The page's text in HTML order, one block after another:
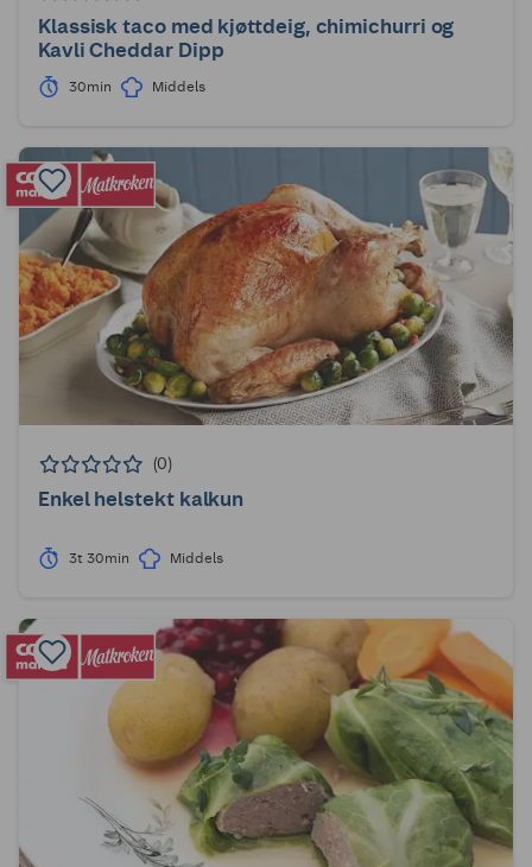
Klassisk taco med kjøttdeig, chimichurri og
Kavli Cheddar Dipp
30min Middels
(0)
Enkel helstekt kalkun
3t 30min Middels